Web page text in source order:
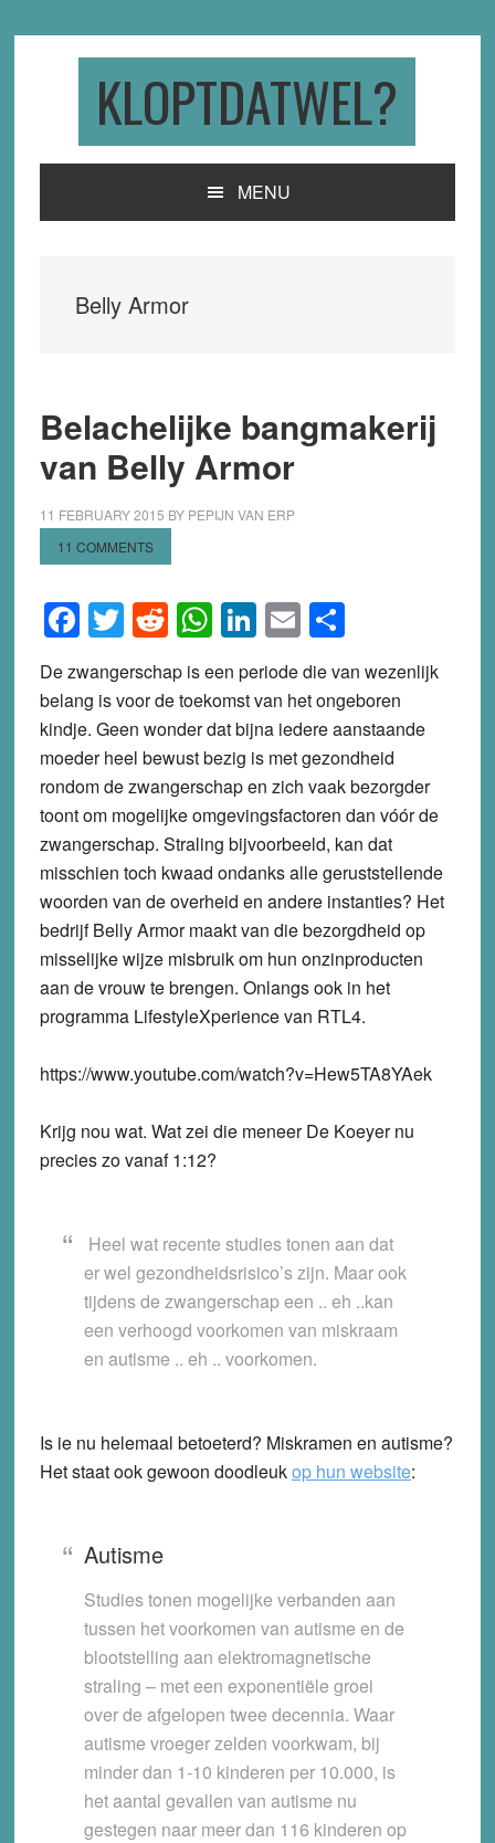
KLOPTDATWEL?
MENU
Belly Armor
Belachelijke bangmakerij
van Belly Armor
11 FEBRUARY 2015 BY PEPIJN VAN ERP
11 COMMENTS
Facebook
Twitter
Reddit
WhatsApp
LinkedIn
EmailShare
De zwangerschap is een periode die van wezenlijk
belang is voor de toekomst van het ongeboren
kindje. Geen wonder dat bijna iedere aanstaande
moeder heel bewust bezig is met gezondheid
rondom de zwangerschap en zich vaak bezorgder
toont om mogelijke omgevingsfactoren dan vóór de
zwangerschap. Straling bijvoorbeeld, kan dat
misschien toch kwaad ondanks alle geruststellende
woorden van de overheid en andere instanties? Het
bedrijf Belly Armor maakt van die bezorgdheid op
misselijke wijze misbruik om hun onzinproducten
aan de vrouw te brengen. Onlangs ook in het
programma LifestyleXperience van RTL4.
https://www.youtube.com/watch?v=Hew5TA8YAek
Krijg nou wat. Wat zei die meneer De Koeyer nu
precies zo vanaf 1:12?
Heel wat recente studies tonen aan dat
er wel gezondheidsrisico’s zijn. Maar ook
tijdens de zwangerschap een .. eh ..kan
een verhoogd voorkomen van miskraam
en autisme .. eh .. voorkomen.
Is ie nu helemaal betoeterd? Miskramen en autisme?
Het staat ook gewoon doodleukop hun website:
Autisme
Studies tonen mogelijke verbanden aan
tussen het voorkomen van autisme en de
blootstelling aan elektromagnetische
straling – met een exponentiële groei
over de afgelopen twee decennia. Waar
autisme vroeger zelden voorkwam, bij
minder dan 1-10 kinderen per 10.000, is
het aantal gevallen van autisme nu
gestegen naar meer dan 116 kinderen op